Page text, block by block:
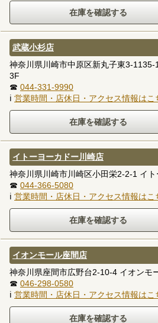
武蔵小杉店
神奈川県川崎市中原区新丸子東3-
3F
☎ 044-331-9990
ℹ 営業時間・店休日・アクセス情報はこ
イトーヨーカドー川崎店
神奈川県川崎市川崎区小田栄2-2-1 イ
☎ 044-366-5080
ℹ 営業時間・店休日・アクセス情報はこ
イオンモール座間店
神奈川県座間市広野台2-10-4 イオンモ
☎ 046-298-0580
ℹ 営業時間・店休日・アクセス情報はこ